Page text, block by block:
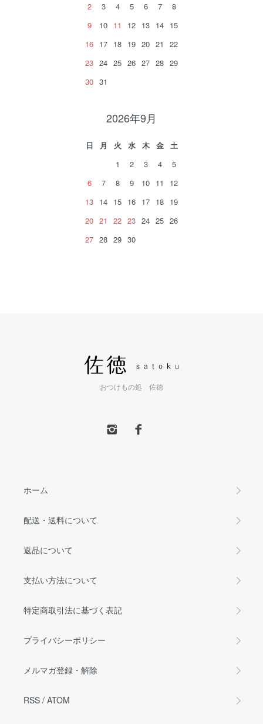
2
3 4 5 6 7
8
9
10 11 12 13 14 15
16 17 18 19 20 21
22
23 24 25 26 27 28 29
30 31
2026年9月
日 月 火 水 木 金
土
1
2 3 4
5
6
7 8 9 10 11
12
13 14 15 16 17 18 19
20 21 22 23 24 25 26
27 28 29 30
おつけもの処 佐徳
ホーム
配送・送料について
返品について
支払い方法について
特定商取引法に基づく表記
プライバシーポリシー
メルマガ登録・解除
RSS / ATOM